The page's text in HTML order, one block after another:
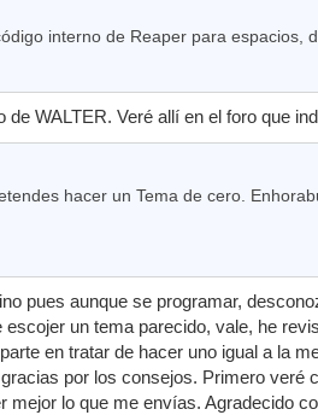
interno de Reaper para espacios,
WALTER. Veré allí en el foro que
hacer un Tema de cero.
pues aunque se programar,
un tema parecido, vale, he
en tratar de hacer uno igual a la
por los consejos. Primero veré
mejor lo que me envías. Agradecido